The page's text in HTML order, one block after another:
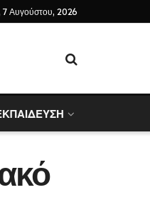
7 Αυγούστου, 2026